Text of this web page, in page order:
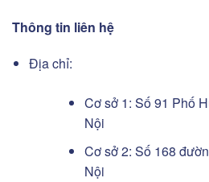
Thông tin liên hệ
Địa chỉ:
Cơ sở 1: Số 91 Phố
Nội
Cơ sở 2: Số 168
Nội